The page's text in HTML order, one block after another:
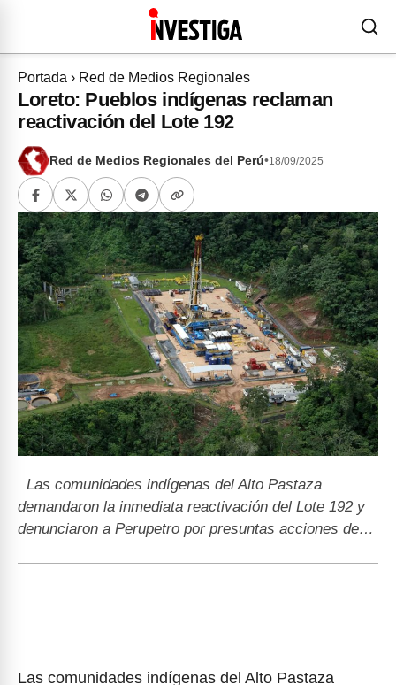
Portada › Red de Medios Regionales
Loreto: Pueblos indígenas reclaman
reactivación del Lote 192
Red de Medios Regionales del Perú•18/09/2025
Las comunidades indígenas del Alto Pastaza
demandaron la inmediata reactivación del Lote 192 y
denunciaron a Perupetro por presuntas acciones de…
Las comunidades indígenas del Alto Pastaza